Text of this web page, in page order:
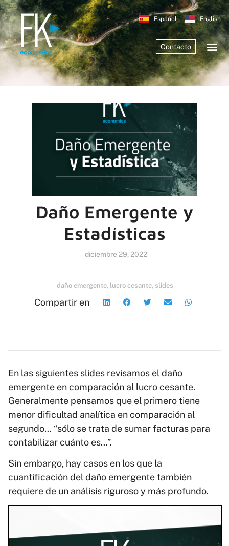
Español English
Contacto
Daño Emergente y
Estadísticas
diciembre 29, 2022
daño emergente, lucro cesante, slides
Compartir en
En las siguientes slides revisamos el daño
emergente en comparación al lucro cesante.
Generalmente pensamos que el primero tiene
menor dificultad analítica en comparación al
segundo… “sólo se trata de sumar facturas para
contabilizar cuánto es…”.
Sin embargo, hay casos en los que la
cuantificación del daño emergente también
requiere de un análisis riguroso y más profundo.